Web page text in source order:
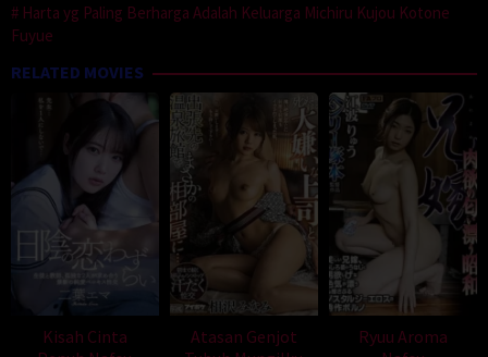
Harta yg Paling Berharga Adalah Keluarga Michiru Kujou Kotone
Fuyue
RELATED MOVIES
Kisah Cinta
Atasan Genjot
Ryuu Aroma